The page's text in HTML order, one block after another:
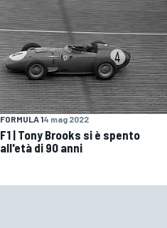
FORMULA 14 mag 2022
F1 | Tony Brooks si è spento
all'età di 90 anni